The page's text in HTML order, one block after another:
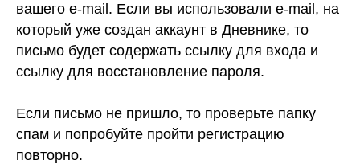
вашего e-mail. Если вы использовали e-mail, на
который уже создан аккаунт в Дневнике, то
письмо будет содержать ссылку для входа и
ссылку для восстановление пароля.
Если письмо не пришло, то проверьте папку
спам и попробуйте пройти регистрацию
повторно.